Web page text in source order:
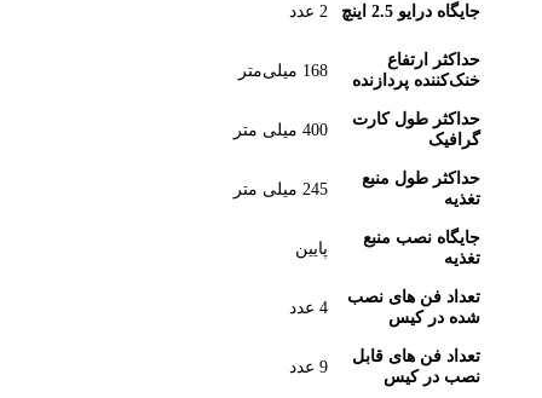
جایگاه درایو 2.5 اینچ 2 عدد
حداکثر ارتفاع
خنک‌کننده پردازنده
168 میلی‌متر
حداکثر طول کارت
گرافیک
400 میلی متر
حداکثر طول منبع
تغذیه
245 میلی متر
جایگاه نصب منبع
تغذیه
پایین
تعداد فن های نصب
شده در کیس
4 عدد
تعداد فن های قابل
نصب در کیس
9 عدد